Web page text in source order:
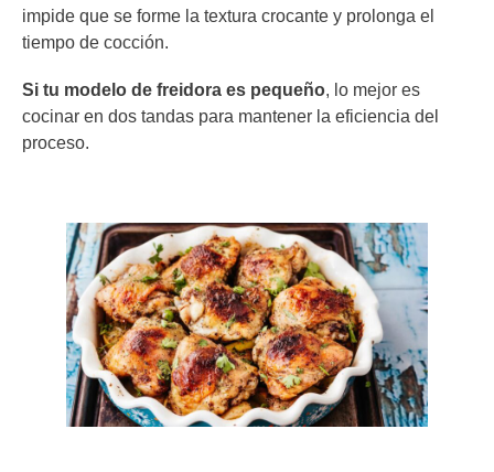
impide que se forme la textura crocante y prolonga el
tiempo de cocción.
Si tu modelo de freidora es pequeño, lo mejor es
cocinar en dos tandas para mantener la eficiencia del
proceso.